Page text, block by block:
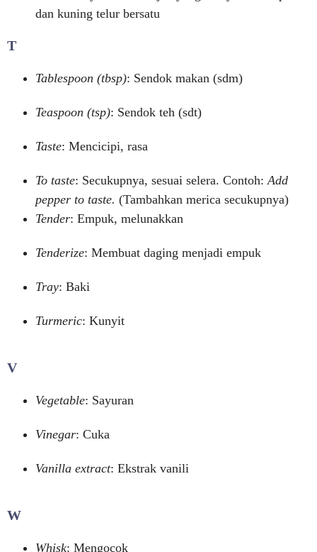
dan kuning telur bersatu
T
Tablespoon (tbsp): Sendok makan (sdm)
Teaspoon (tsp): Sendok teh (sdt)
Taste: Mencicipi, rasa
To taste: Secukupnya, sesuai selera. Contoh:Add
pepper to taste. (Tambahkan merica secukupnya)
Tender: Empuk, melunakkan
Tenderize: Membuat daging menjadi empuk
Tray: Baki
Turmeric: Kunyit
V
Vegetable: Sayuran
Vinegar: Cuka
Vanilla extract: Ekstrak vanili
W
Whisk: Mengocok